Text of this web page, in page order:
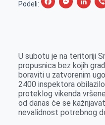
Podeli:
b
o
o
k
e
n
g
e
r
e
d
I
n
U subotu je na teritoriji
propusnica bez kojih
boraviti u zatvorenim
2400 inspektora
proteklog vikenda
od danas će se
nevalidnost potrebnog